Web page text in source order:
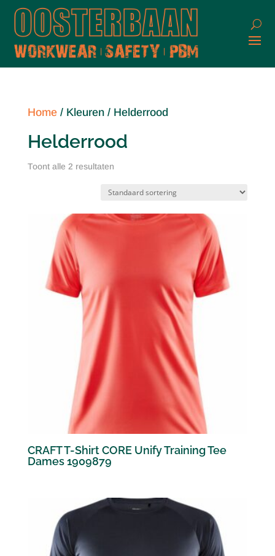
Home/ Kleuren / Helderrood
Helderrood
Toont alle 2 resultaten
CRAFT T-Shirt CORE Unify Training Tee
Dames 1909879